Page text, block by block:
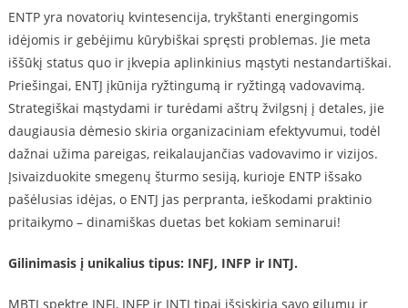
ENTP yra novatorių kvintesencija, trykštanti energingomis
idėjomis ir gebėjimu kūrybiškai spręsti problemas. Jie meta
iššūkį status quo ir įkvepia aplinkinius mąstyti nestandartiškai.
Priešingai, ENTJ įkūnija ryžtingumą ir ryžtingą vadovavimą.
Strategiškai mąstydami ir turėdami aštrų žvilgsnį į detales, jie
daugiausia dėmesio skiria organizaciniam efektyvumui, todėl
dažnai užima pareigas, reikalaujančias vadovavimo ir vizijos.
Įsivaizduokite smegenų šturmo sesiją, kurioje ENTP išsako
pašėlusias idėjas, o ENTJ jas perpranta, ieškodami praktinio
pritaikymo – dinamiškas duetas bet kokiam seminarui!
Gilinimasis į unikalius tipus: INFJ, INFP ir INTJ.
MBTI spektre INFJ, INFP ir INTJ tipai išsiskiria savo gilumu ir